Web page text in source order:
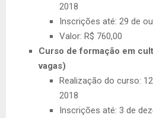
2018
Inscrições até: 29 de
Valor: R$ 760,00
Curso de formação em
vagas)
Realização do curso:
2018
Inscrições até: 3 de